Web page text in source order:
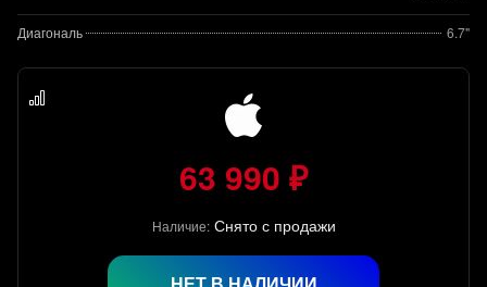
Диагональ 6.7"
63 990 ₽
Наличие: Снято с продажи